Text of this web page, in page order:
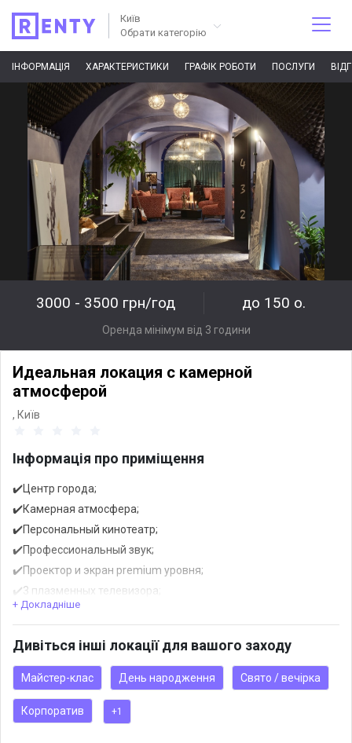
Київ
Обрати категорію
ІНФОРМАЦІЯ ХАРАКТЕРИСТИКИ ГРАФІК РОБОТИ ПОСЛУГИ
3000 - 3500 грн/год до 150 о.
Оренда мінімум від 3 години
Идеальная локация с камерной
атмосферой
, Київ
Інформація про приміщення
✔️Центр города;
✔️Камерная атмосфера;
✔️Персональный кинотеатр;
✔️Профессиональный звук;
✔️Проектор и экран premium уровня;
✔️3 плазменных телевизора;
✔️Техническое сопровождение мероприятия;
✔️Множество световых сцен;
✔️Живой камин;
✔️Гардероб и кухня на территории;
✔️Парковка для организаторов во дворе;
+ Докладніше
Дивіться інші локації для вашого заходу
Майстер-клас День народження Свято / вечірка
Корпоратив +1